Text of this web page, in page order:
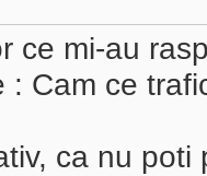
ce mi-au
: Cam ce
ca nu